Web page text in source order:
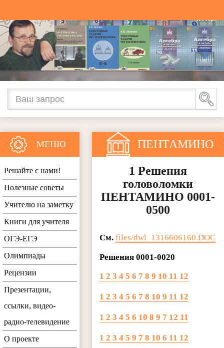
ПЕНТАМИНО
1 Решения
головоломки
ПЕНТАМИНО 0001-
0500
См.files/dwl_1316606160.DOC
Решения 0001-0020
1 2 3 4 5 6 7 8 9 10 11 12
1 2 3 4 5 6 7 8 10 9 11 12
1 2 3 4 5 6 10 8 9 7 12 11
1 2 3 4 5 9 7 8 10 6 11 12
МЕНЮ
Решайте с нами!
Полезные советы
Учителю на заметку
Книги для учителя
ОГЭ-ЕГЭ
Олимпиады
Рецензии
Презентации,
ссылки, видео-
радио-телевидение
О проекте